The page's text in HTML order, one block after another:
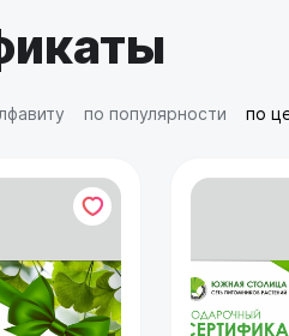
по популярности по